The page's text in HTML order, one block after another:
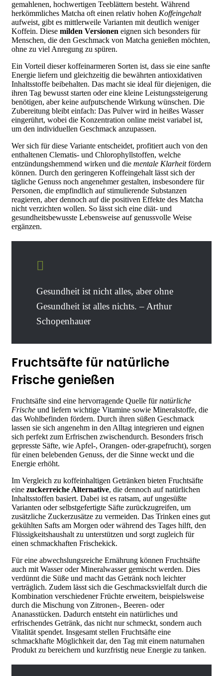
gemahlenen, hochwertigen Teeblättern besteht. Während
herkömmliches Matcha oft einen relativ hohen Koffeingehalt
aufweist, gibt es mittlerweile Varianten mit deutlich weniger
Koffein. Diese milden Versionen eignen sich besonders für
Menschen, die den Geschmack von Matcha genießen möchten,
ohne zu viel Anregung zu spüren.
Ein Vorteil dieser koffeinarmeren Sorten ist, dass sie eine sanfte
Energie liefern und gleichzeitig die bewährten antioxidativen
Inhaltsstoffe beibehalten. Das macht sie ideal für diejenigen, die
ihren Tag bewusst starten oder eine kleine Leistungssteigerung
benötigen, aber keine aufputschende Wirkung wünschen. Die
Zubereitung bleibt einfach: Das Pulver wird in heißes Wasser
eingerührt, wobei die Konzentration online meist variabel ist,
um den individuellen Geschmack anzupassen.
Wer sich für diese Variante entscheidet, profitiert auch von den
enthaltenen Clematis- und Chlorophyllstoffen, welche
entzündungshemmend wirken und die mentale Klarheitfördern
können. Durch den geringeren Koffeingehalt lässt sich der
tägliche Genuss noch angenehmer gestalten, insbesondere für
Personen, die empfindlich auf stimulierende Substanzen
reagieren, aber dennoch auf die positiven Effekte des Matcha
nicht verzichten wollen. So lässt sich eine diät- und
gesundheitsbewusste Lebensweise auf genussvolle Weise
ergänzen.
Gesundheit ist nicht alles, aber ohne
Gesundheit ist alles nichts. – Arthur
Schopenhauer
Fruchtsäfte für natürliche
Frische genießen
Fruchtsäfte sind eine hervorragende Quelle fürnatürliche
Frische und liefern wichtige Vitamine sowie Mineralstoffe, die
das Wohlbefinden fördern. Durch ihren süßen Geschmack
lassen sie sich angenehm in den Alltag integrieren und eignen
sich perfekt zum Erfrischen zwischendurch. Besonders frisch
gepresste Säfte, wie Apfel-, Orangen- oder-grapefrucht), sorgen
für einen belebenden Genuss, der die Sinne weckt und die
Energie erhöht.
Im Vergleich zu koffeinhaltigen Getränken bieten Fruchtsäfte
eine zuckerreiche Alternative, die dennoch auf natürlichen
Inhaltsstoffen basiert. Dabei ist es ratsam, auf ungesüßte
Varianten oder selbstgefertigte Säfte zurückzugreifen, um
zusätzliche Zuckerzusätze zu vermeiden. Das Trinken eines gut
gekühlten Safts am Morgen oder während des Tages hilft, den
Flüssigkeitshaushalt zu unterstützen und sorgt zugleich für
einen schmackhaften Frischekick.
Für eine abwechslungsreiche Ernährung können Fruchtsäfte
auch mit Wasser oder Mineralwasser gemischt werden. Dies
verdünnt die Süße und macht das Getränk noch leichter
verträglich. Zudem lässt sich die Geschmacksvielfalt durch die
Kombination verschiedener Früchte erweitern, beispielsweise
durch die Mischung von Zitronen-, Beeren- oder
Ananasstücken. Dadurch entsteht ein natürliches und
erfrischendes Getränk, das nicht nur schmeckt, sondern auch
Vitalität spendet. Insgesamt stellen Fruchtsäfte eine
schmackhafte Möglichkeit dar, den Tag mit einem naturnahen
Produkt zu bereichern und kurzfristig neue Energie zu tanken.